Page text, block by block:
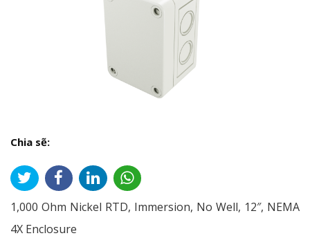
Chia sẽ:
1,000 Ohm Nickel RTD, Immersion, No Well, 12″, NEMA
4X Enclosure